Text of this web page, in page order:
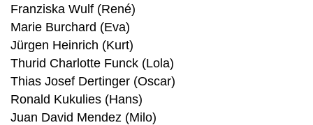
Franziska Wulf (René)
Marie Burchard (Eva)
Jürgen Heinrich (Kurt)
Thurid Charlotte Funck (Lola)
Thias Josef Dertinger (Oscar)
Ronald Kukulies (Hans)
Juan David Mendez (Milo)